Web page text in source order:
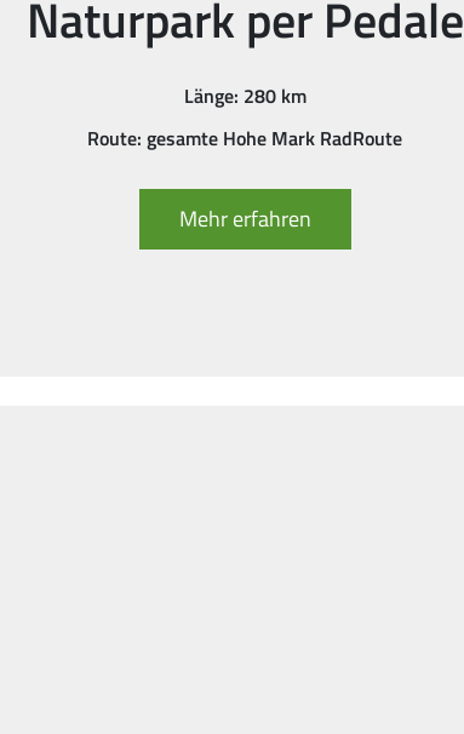
Naturpark per Pedale
Länge: 280 km
Route: gesamte Hohe Mark RadRoute
Mehr erfahren